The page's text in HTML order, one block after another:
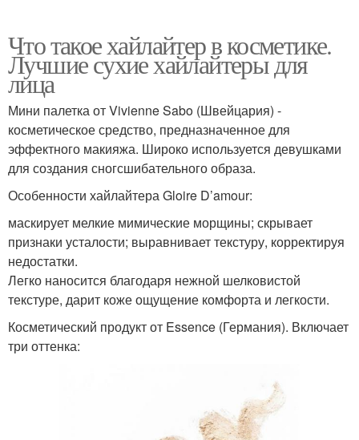
Что такое хайлайтер в косметике.
Лучшие сухие хайлайтеры для
лица
Мини палетка от Vivienne Sabo (Швейцария) -
косметическое средство, предназначенное для
эффектного макияжа. Широко используется девушками
для создания сногсшибательного образа.
Особенности хайлайтера Gloire D’amour:
маскирует мелкие мимические морщины; скрывает
признаки усталости; выравнивает текстуру, корректируя
недостатки.
Легко наносится благодаря нежной шелковистой
текстуре, дарит коже ощущение комфорта и легкости.
Косметический продукт от Essence (Германия). Включает
три оттенка: